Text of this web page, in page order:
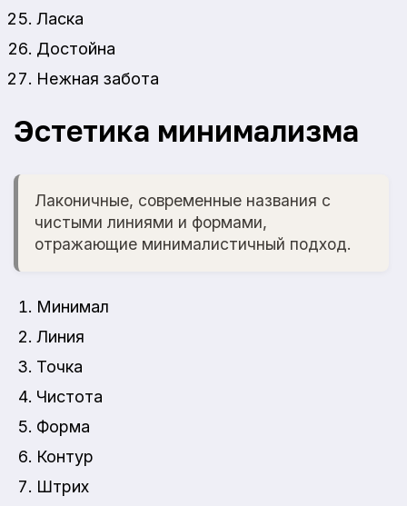
Ласка
Достойна
Нежная забота
Эстетика минимализма
Лаконичные, современные названия с
чистыми линиями и формами,
отражающие минималистичный подход.
Минимал
Линия
Точка
Чистота
Форма
Контур
Штрих